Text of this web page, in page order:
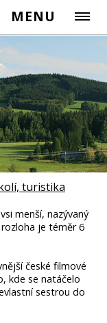
MENU
turistika
menší, nazývaný
rozloha je téměr 6
české filmové
kde se natáčelo
sestrou do